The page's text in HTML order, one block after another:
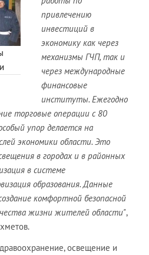
привлечению
инвестиций в
экономику как через
механизмы ГЧП, так и
через международные
финансовые
институты. Ежегодно
торговые операции с 80
упор делается на
экономики области. Это
в городах и в районных
в системе
образования. Данные
комфортной безопасной
жизни жителей области",
освещение и